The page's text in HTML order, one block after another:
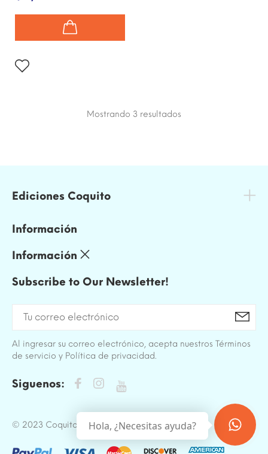
Mostrando 3 resultados
Ediciones Coquito
Información
Información
Subscribe to Our Newsletter!
Al ingresar su correo electrónico, acepta nuestros Términos
de servicio y Política de privacidad.
Siguenos:
© 2023 Coquito. All Rights Reserved.
Hola, ¿Necesitas ayuda?